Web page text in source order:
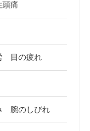
頭痛
目の疲れ
腕のしびれ